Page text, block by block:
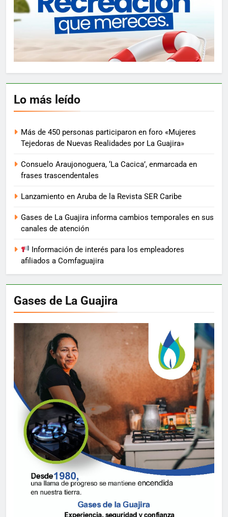
Lo más leído
Más de 450 personas participaron en foro «Mujeres
Tejedoras de Nuevas Realidades por La Guajira»
Consuelo Araujonoguera, ‘La Cacica’, enmarcada en
frases trascendentales
Lanzamiento en Aruba de la Revista SER Caribe
Gases de La Guajira informa cambios temporales en sus
canales de atención
Información de interés para los empleadores
afiliados a Comfaguajira
Gases de La Guajira